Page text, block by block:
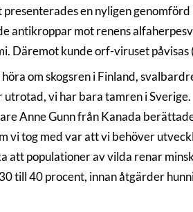
presenterades en nyligen
antikroppar mot renens
Däremot kunde orf-viruset påvisas
om skogsren i Finland,
utrotad, vi har bara tamren i Sverige.
Anne Gunn från Kanada
vi tog med var att vi behöver
att populationer av vilda renar
till 40 procent, innan åtgärder